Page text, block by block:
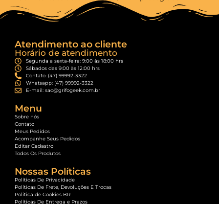
Atendimento ao cliente
Horário de atendimento
Segunda a sexta-feira: 9:00 às 18:00 hrs
Sábados das 9:00 às 12:00 hrs
Contato: (47) 99992-3322
Whatsapp: (47) 99992-3322
E-mail: sac@grifogeek.com.br
Menu
Sobre nós
Contato
Meus Pedidos
Acompanhe Seus Pedidos
Editar Cadastro
Todos Os Produtos
Nossas Políticas
Políticas De Privacidade
Políticas De Frete, Devoluções E Trocas
Política de Cookies BR
Políticas De Entrega e Prazos